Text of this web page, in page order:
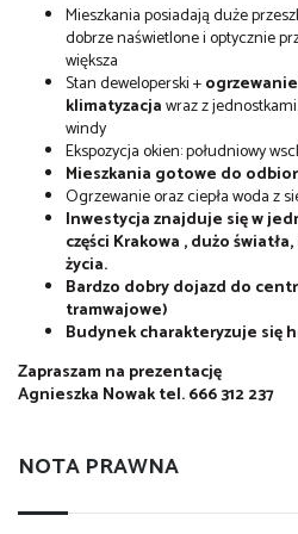
Mieszkania posiadają duże
dobrze naświetlone i optycznie
większa
Stan deweloperski +
klimatyzacjawraz z
windy
Ekspozycja okien: południowy
Mieszkania gotowe do
Ogrzewanie oraz ciepła woda z
Inwestycja znajduje się w
części Krakowa , dużo
życia.
Bardzo dobry dojazd do
tramwajowe)
Budynek charakteryzuje się
Zapraszam na prezentację
Agnieszka Nowak tel. 666 312 237
NOTA PRAWNA